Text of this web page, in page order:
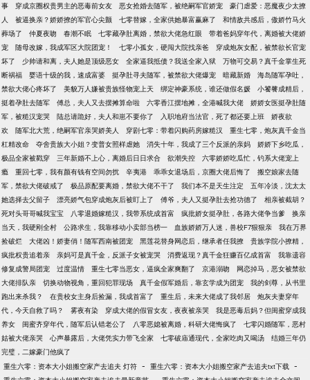
事
穿成京圈权贵男主的恶毒前女友 恶女抢婚去随军，被绝嗣军官娇宠
豪门虐爱：恶魔夜少太撩
人
被逼换亲？娇娇撩的军官心尖颤 七零替嫁，全家供她暴富赢麻了
和情敌共感后，傲娇竹马火
葬场了
仲夏夜吻 春潮不眠 七零藏孕肚离婚，禁欲大佬急红眼
带着爸妈穿年代，离婚被大佬娇
宠
随母改嫁，我成军区大院团宠！ 七零小孤女，硬闯大院找亲爸
穿成炮灰女配，被禁欲长官宠
坏了
少帅请和离，夫人她是顶级恶女 全家逼我抵债？我送全家入狱
万物可交易？真千金掌生死
断祸福
婴语十级的我，速成富婆 挺孕肚寻夫随军，被禁欲大佬爆宠 暗藏新婚
海岛随军孕吐，
禁欲大佬心疼坏了
美貌万人嫌被贵族怪物宠上天 绑定神豪系统，谁还做假名媛
小饕餮成精后，
挺着孕肚去随军
傅总，夫人又去摆摊算命啦 六零香江摆地摊，全港喊我大佬
娇娇女医挺孕肚随
军，被糙汉宠哭
陆总请跪好，夫人和崽不要你了 入职地府当法官，死了都还要上班
娇夜欲
欢
随军北大荒，绝嗣军官亲哭娇美人 穿剧七零：带着闪购药房嫁糙汉
重生七零，炮灰真千金当
杠精改命
夺舍贵族大小姐？变普女照样虐她 消失十年，我成了三个反派的亲妈
娇娇下乡吃瓜，
极品全家被戳穿
三年新婚不上心，离婚后日日求合 欲潮失控
六零娇娇吃瓜忙，钓系大佬宠上
瘾
重回七零，我有颜有钱有空间勿扰 辛夷港 乖乖女退场后，京圈大佬后悔了
搬空娘家去随
军，禁欲大佬破戒了
极品原配要离婚，禁欲大佬不干了 我们本不是天生注定
五年冷淡，沈太太
她选择去父留子
漂亮娇气包穿成炮灰后被盯上了 傅爷，夫人又挺孕肚去抢功德了
相亲被截胡？
死对头哥哥喊我宝宝
八零退婚嫁糙汉，我带系统成首富 疯批娇女挺孕肚，各路大佬争当爹
换亲
当天，我硬刚全村
公路求生，我靠移动小卖部当榜一 血族娇娇万人迷，兽校F7狠狠亲
我在万界
捡破烂
大佬凶！娇妻俏！随军西南被团宠 黑莲花替身网恋后，继承者任我撩
贵族学院小撩精，
疯批权贵追着亲
亲妈可是真千金，反派子女被宠哭 消费返现？真千金狂赚百亿成首富
我靠遗容
修复成警局团宠
过度温情 重生七零当恶女，逼疯全家爽翻了 京港溺吻
网恋掉马，恶女被禁欲
大佬排队亲
切换动物视角，重回犯罪现场 真千金假军婚后，靠玄学成为团宠
我的剑尊，从书里
跑出来杀我？
在贵校女主身后捡漏，我成首富了 重生后，未来大佬成了我邻居
炮灰夫妻穿年
代，今天自救了吗？
雾夜有染 穿成大佬的假冒女友，夜夜被亲哭
我是恶毒后妈？但闺蜜穿成我
养女
闺蜜齐穿年代，随军后认错老公了 八零恶媳被离婚，科研大佬悔疯了
七零闪婚随军，恶村
姑被大佬亲哭
心声暴露后，大佬凭实力带飞全家 七零破庙通现代，全家吃肉又喝汤
结婚三年仍
完璧，二嫁豪门他疯了
重生六零：资本大小姐搬空家产去追夫 灯符 - 重生六零：资本大小姐搬空家产去追夫txt下载 -